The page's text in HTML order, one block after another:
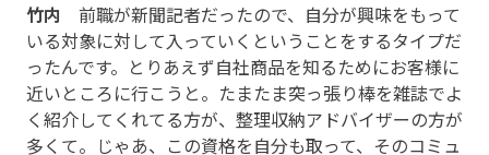
竹内 前職が新聞記者だったので、自分が興味をもって
いる対象に対して入っていくということをするタイプだ
ったんです。とりあえず自社商品を知るためにお客様に
近いところに行こうと。たまたま突っ張り棒を雑誌でよ
く紹介してくれてる方が、整理収納アドバイザーの方が
多くて。じゃあ、この資格を自分も取って、そのコミュ